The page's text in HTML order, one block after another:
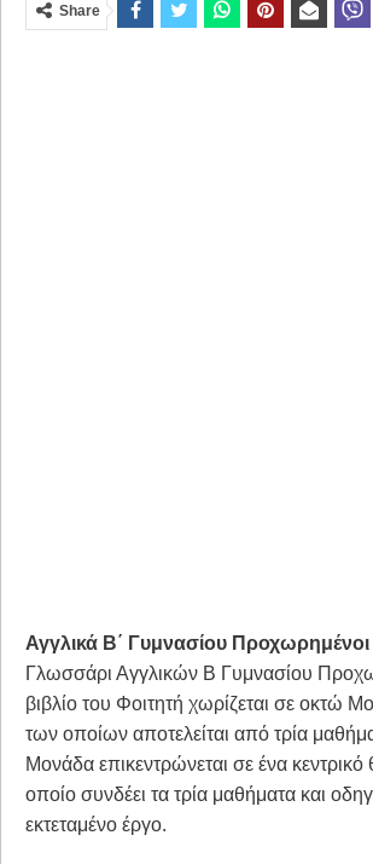
Share
Αγγλικά Β΄ Γυμνασίου
Γλωσσάρι Αγγλικών Β Γυμνασίου
βιβλίο του Φοιτητή χωρίζεται σε οκτώ
των οποίων αποτελείται από τρία
Μονάδα επικεντρώνεται σε ένα
οποίο συνδέει τα τρία μαθήματα και
εκτεταμένο έργο.